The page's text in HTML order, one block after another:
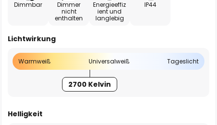
Dimmbar
Dimmer
nicht
enthalten
Energieeffiz
ient und
langlebig
IP44
Lichtwirkung
Warmweiß Universalweiß Tageslicht
2700 Kelvin
Helligkeit